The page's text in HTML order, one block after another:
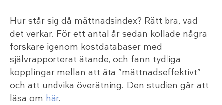
Hur står sig då mättnadsindex? Rätt bra, vad
det verkar. För ett antal år sedan kollade några
forskare igenom kostdatabaser med
självrapporterat ätande, och fann tydliga
kopplingar mellan att äta ”mättnadseffektivt”
och att undvika överätning. Den studien går att
läsa om här.